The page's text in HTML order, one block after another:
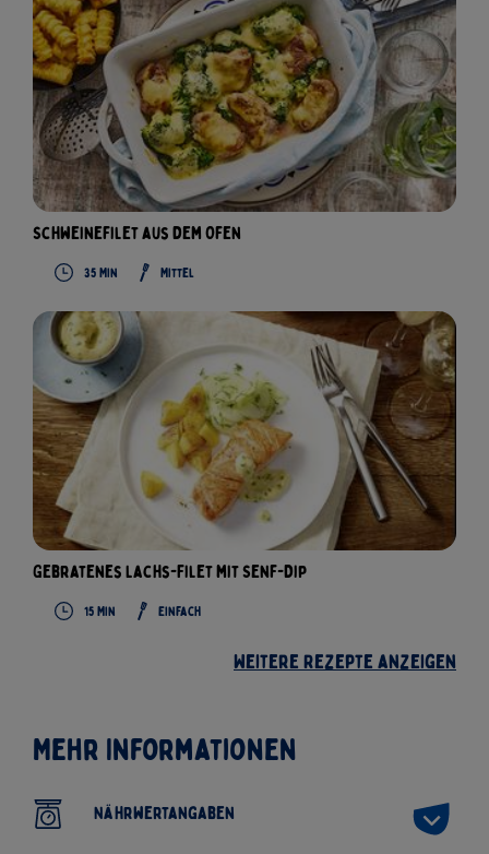
Schweinefilet aus dem Ofen
35Min Mittel
Gebratenes Lachs-Filet mit Senf-Dip
15Min Einfach
Weitere Rezepte anzeigen
Mehr Informationen
Nährwertangaben